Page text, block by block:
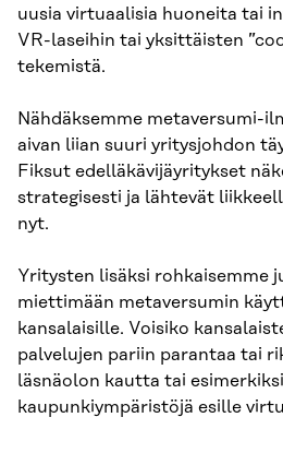
uusia virtuaalisia huoneita tai
VR-laseihin tai yksittäisten
tekemistä.
Nähdäksemme metaversumi-
aivan liian suuri yritysjohdon
Fiksut edelläkävijäyritykset
strategisesti ja lähtevät
nyt.
Yritysten lisäksi rohkaisemme
miettimään metaversumin
kansalaisille. Voisiko
palvelujen pariin parantaa tai
läsnäolon kautta tai
kaupunkiympäristöjä esille